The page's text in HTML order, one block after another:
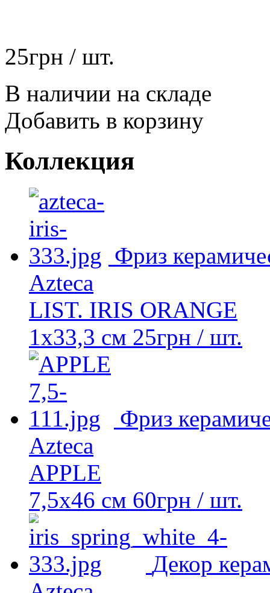
25грн / шт.
В наличии на складе
Добавить в корзину
Коллекция
Фриз
Azteca
LIST. IRIS ORANGE
1x33,3 см 25грн / шт.
Фриз
Azteca
APPLE
7,5x46 cм 60грн / шт.
Декор